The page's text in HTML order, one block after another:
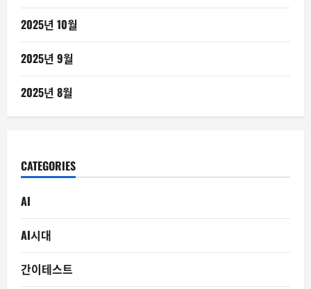
2025년 10월
2025년 9월
2025년 8월
CATEGORIES
AI
AI시대
간이테스트